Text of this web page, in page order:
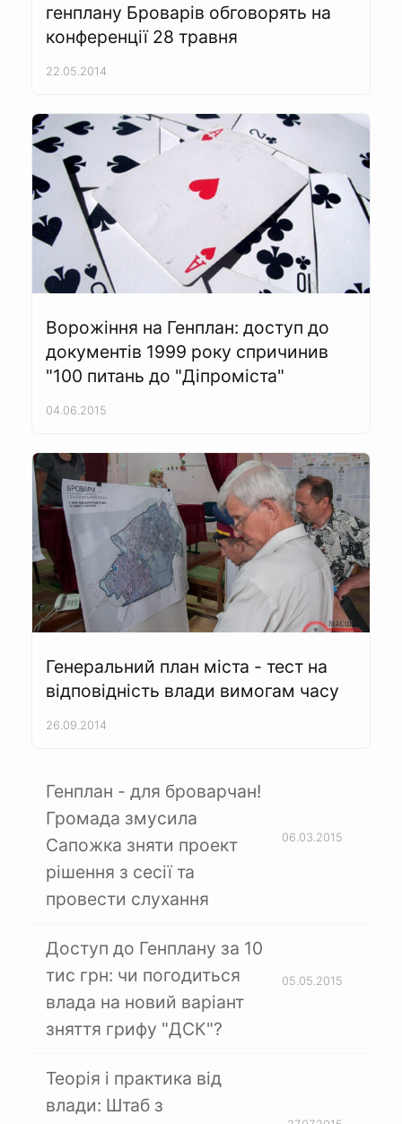
генплану Броварів обговорять на
конференції 28 травня
22.05.2014
Ворожіння на Генплан: доступ до
документів 1999 року спричинив
"100 питань до "Діпроміста"
04.06.2015
Генеральний план міста - тест на
відповідність влади вимогам часу
26.09.2014
Генплан - для броварчан!
Громада змусила
Сапожка зняти проект
рішення з сесії та
провести слухання
06.03.2015
Доступ до Генплану за 10
тис грн: чи погодиться
влада на новий варіант
зняття грифу "ДСК"?
05.05.2015
Теорія і практика від
влади: Штаб з